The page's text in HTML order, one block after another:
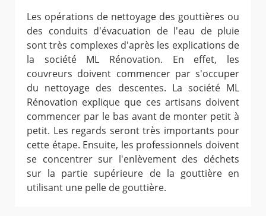
Les opérations de nettoyage des gouttières ou
des conduits d'évacuation de l'eau de pluie
sont très complexes d'après les explications de
la société ML Rénovation. En effet, les
couvreurs doivent commencer par s'occuper
du nettoyage des descentes. La société ML
Rénovation explique que ces artisans doivent
commencer par le bas avant de monter petit à
petit. Les regards seront très importants pour
cette étape. Ensuite, les professionnels doivent
se concentrer sur l'enlèvement des déchets
sur la partie supérieure de la gouttière en
utilisant une pelle de gouttière.